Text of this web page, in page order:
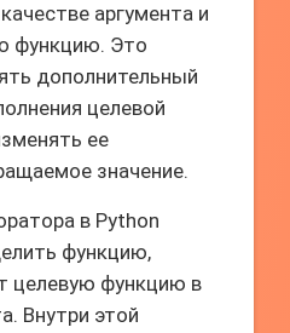
аргумента и
функцию. Это
дополнительный
целевой
ее
значение.
в Python
функцию,
целевую функцию в
Внутри этой